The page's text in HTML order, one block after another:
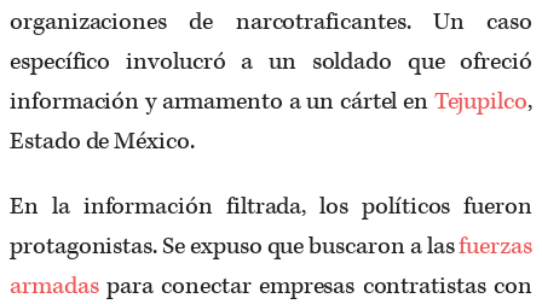
organizaciones de narcotraficantes. Un caso
específico involucró a un soldado que ofreció
información y armamento a un cártel enTejupilco,
Estado de México.
En la información filtrada, los políticos fueron
protagonistas. Se expuso que buscaron a lasfuerzas
armadaspara conectar empresas contratistas con